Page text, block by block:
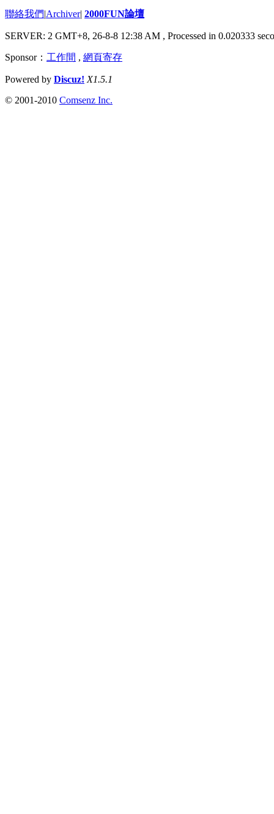
聯絡我們|Archiver| 2000FUN論壇
SERVER: 2 GMT+8, 26-8-8 12:38 AM , Processed in 0.020333
Sponsor： 工作間 , 網頁寄存
Powered by Discuz! X1.5.1
© 2001-2010 Comsenz Inc.